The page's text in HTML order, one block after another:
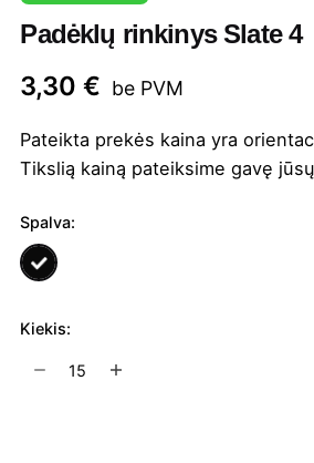
Padėklų rinkinys Slate 4
3,30€ be PVM
Pateikta prekės kaina yra
Tikslią kainą pateiksime gavę
Spalva:
Kiekis:
produkto